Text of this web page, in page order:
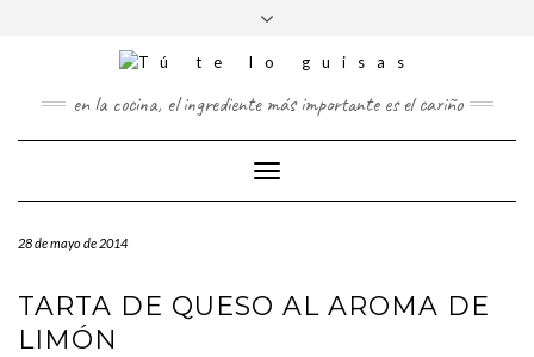
TWITTERPINTEREST
cabecera
en la cocina, el ingrediente más importante es el cariño
Cambiar
modo
28 de mayo de 2014
TARTA DE QUESO AL AROMA DE
LIMÓN